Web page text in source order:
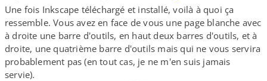
Une fois Inkscape téléchargé et installé, voilà à quoi ça
ressemble. Vous avez en face de vous une page blanche avec
à droite une barre d'outils, en haut deux barres d'outils, et à
droite, une quatrième barre d'outils mais qui ne vous servira
probablement pas (en tout cas, je ne m'en suis jamais
servie).